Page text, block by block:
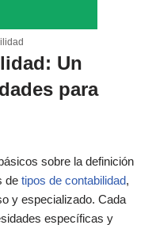
Un
para
sobre la definición
de tipos de contabilidad,
y especializado. Cada
específicas y